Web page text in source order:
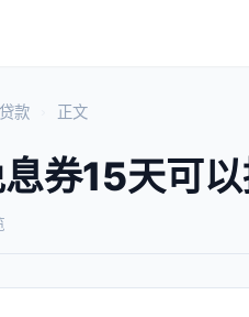
贷款 正文
券15天可以